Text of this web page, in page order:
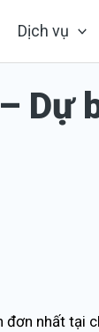
Dịch vụ
Dự
nhất tại